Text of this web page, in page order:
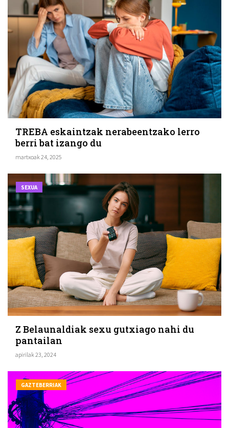
TREBA eskaintzak nerabeentzako lerro
berri bat izango du
martxoak 24, 2025
SEXUA
Z Belaunaldiak sexu gutxiago nahi du
pantailan
apirilak 23, 2024
GAZTEBERRIAK